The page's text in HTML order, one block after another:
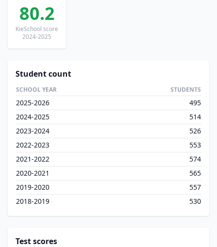
80.2
KieSchool score
2024-2025
Student count
SCHOOL YEAR STUDENTS
2025-2026
495
2024-2025
514
2023-2024
526
2022-2023
553
2021-2022
574
2020-2021
565
2019-2020
557
2018-2019
530
Test scores